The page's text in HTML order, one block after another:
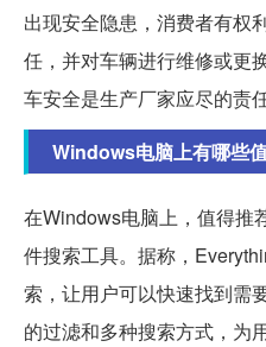
出现安全隐患，消费者有权
任，并对车辆进行维修或更
车安全是生产厂家应尽的责任
Windows电脑上有哪些
在Windows电脑上，值得推
件搜索工具。据称，
索，让用户可以快速找到需
的过滤和多种搜索方式，为